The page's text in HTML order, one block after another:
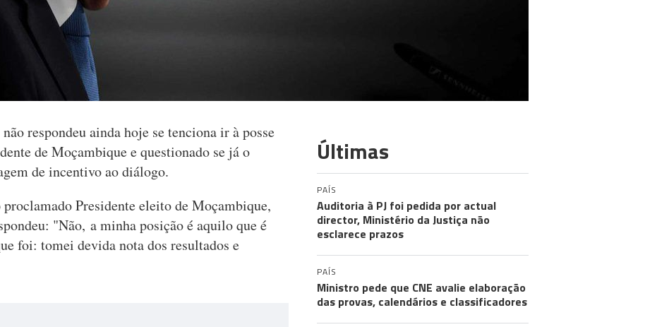
respondeu ainda hoje se tenciona ir à posse
de Moçambique e questionado se já o
de incentivo ao diálogo.
Presidente eleito de Moçambique,
"Não, a minha posição é aquilo que é
foi: tomei devida nota dos resultados e
Últimas
PAÍS
Auditoria à PJ foi pedida por actual
director, Ministério da Justiça não
esclarece prazos
PAÍS
Ministro pede que CNE avalie elaboração
das provas, calendários e classificadores